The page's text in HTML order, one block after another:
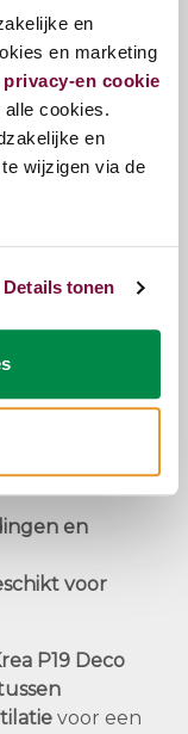
en
en marketing
privacy-en cookie
cookies.
en
wijzigen via de
Details tonen
en
voor zowel
en
met de
Finesse –
en
een
ideaal voor
en
voor
P19 Deco
voor een